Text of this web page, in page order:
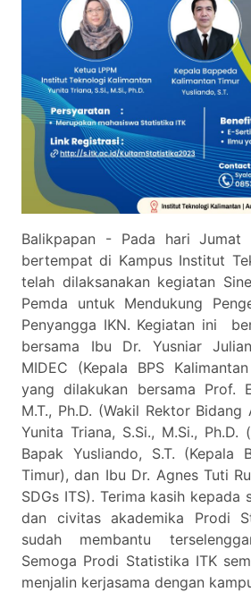
Balikpapan - Pada hari Jumat
bertempat di Kampus Institut
telah dilaksanakan kegiatan
Pemda untuk Mendukung
Penyangga IKN. Kegiatan ini
bersama Ibu Dr. Yusniar
MIDEC (Kepala BPS
yang dilakukan bersama Prof.
M.T., Ph.D. (Wakil Rektor
Yunita Triana, S.Si., M.Si., Ph.D.
Bapak Yusliando, S.T. (Kepala
Timur), dan Ibu Dr. Agnes Tuti
SDGs ITS). Terima kasih kepada
dan civitas akademika Prodi
sudah membantu
Semoga Prodi Statistika ITK
menjalin kerjasama dengan